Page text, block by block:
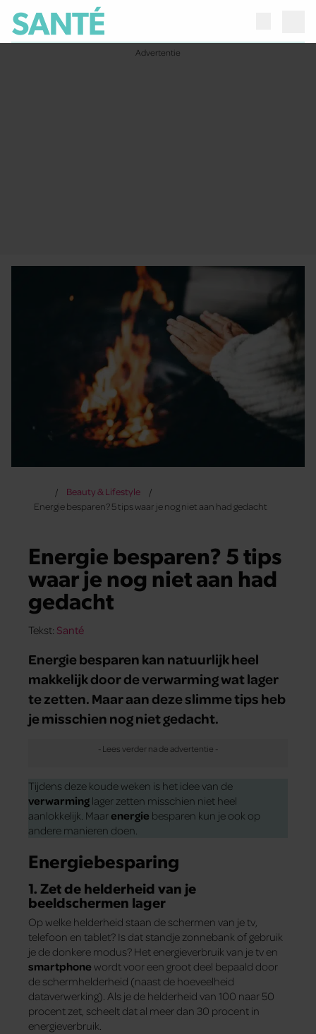
Beauty & Lifestyle
Energie besparen? 5 tips waar je nog niet aan had gedacht
Energie besparen? 5 tips
waar je nog niet aan had
gedacht
Tekst: Santé
Energie besparen kan natuurlijk heel
makkelijk door de verwarming wat lager
te zetten. Maar aan deze slimme tips heb
je misschien nog niet gedacht.
Tijdens deze koude weken is het idee van de
verwarming lager zetten misschien niet heel
aanlokkelijk. Maarenergie besparen kun je ook op
andere manieren doen.
Energiebesparing
1. Zet de helderheid van je
beeldschermen lager
Op welke helderheid staan de schermen van je tv,
telefoon en tablet? Is dat standje zonnebank of gebruik
je de donkere modus? Het energieverbruik van je tv en
smartphone wordt voor een groot deel bepaald door
de schermhelderheid (naast de hoeveelheid
dataverwerking). Als je de helderheid van 100 naar 50
procent zet, scheelt dat al meer dan 30 procent in
energieverbruik.